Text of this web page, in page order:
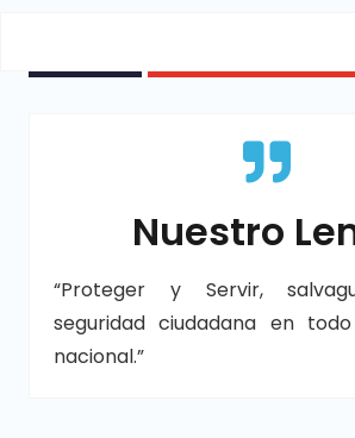
Nuestro
“Proteger y Servir,
seguridad ciudadana en
nacional.”